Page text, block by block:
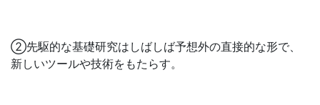
②先駆的な基礎研究はしばしば予想外の直接的な形で、
新しいツールや技術をもたらす。